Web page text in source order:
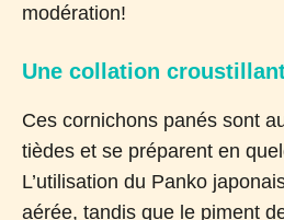
modération!
Une collation
Ces cornichons panés sont
tièdes et se préparent en
L’utilisation du Panko
aérée, tandis que le piment